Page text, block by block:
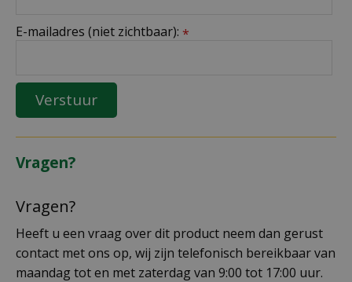
E-mailadres (niet zichtbaar): *
Vragen?
Vragen?
Heeft u een vraag over dit product neem dan gerust
contact met ons op, wij zijn telefonisch bereikbaar van
maandag tot en met zaterdag van 9:00 tot 17:00 uur.